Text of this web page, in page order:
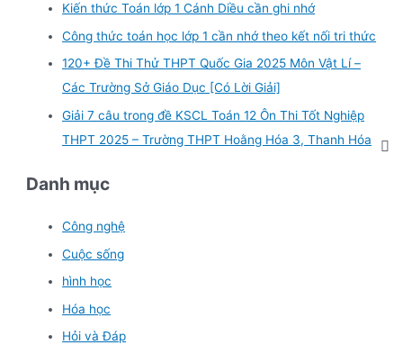
Kiến thức Toán lớp 1 Cánh Diều cần ghi nhớ
Công thức toán học lớp 1 cần nhớ theo kết nối tri thức
120+ Đề Thi Thử THPT Quốc Gia 2025 Môn Vật Lí –
Các Trường Sở Giáo Dục [Có Lời Giải]
Giải 7 câu trong đề KSCL Toán 12 Ôn Thi Tốt Nghiệp
THPT 2025 – Trường THPT Hoằng Hóa 3, Thanh Hóa
Danh mục
Công nghệ
Cuộc sống
hình học
Hóa học
Hỏi và Đáp